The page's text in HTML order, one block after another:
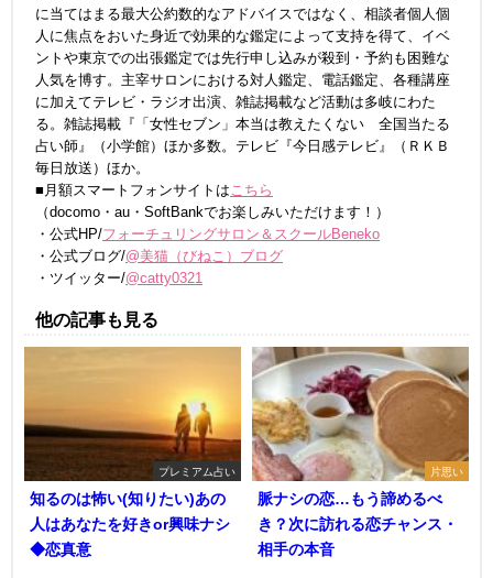
に当てはまる最大公約数的なアドバイスではなく、相談者個人個
人に焦点をおいた身近で効果的な鑑定によって支持を得て、イベ
ントや東京での出張鑑定では先行申し込みが殺到・予約も困難な
人気を博す。主宰サロンにおける対人鑑定、電話鑑定、各種講座
に加えてテレビ・ラジオ出演、雑誌掲載など活動は多岐にわた
る。雑誌掲載『「女性セブン」本当は教えたくない 全国当たる
占い師』（小学館）ほか多数。テレビ『今日感テレビ』（ＲＫＢ
毎日放送）ほか。
■月額スマートフォンサイトは こちら
（docomo・au・SoftBankでお楽しみいただけます！）
・公式HP/フォーチュリングサロン＆スクールBeneko
・公式ブログ/@美猫（びねこ）ブログ
・ツイッター/@catty0321
他の記事も見る
プレミアム占い
知るのは怖い(知りたい)あの
人はあなたを好きor興味ナシ
◆恋真意
片思い
脈ナシの恋…もう諦めるべ
き？次に訪れる恋チャンス・
相手の本音